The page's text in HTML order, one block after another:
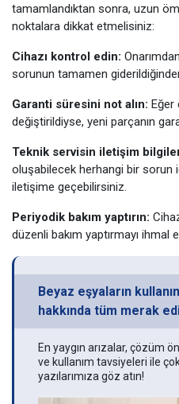
tamamlandıktan sonra, uzun
noktalara dikkat etmelisiniz:
Cihazı kontrol edin:
sorunun tamamen
Garanti süresini not alın: Eğer
değiştirildiyse, yeni parçanın
Teknik servisin iletişim
oluşabilecek herhangi bir sorun
iletişime geçebilirsiniz.
Periyodik bakım yaptırın:
düzenli bakım yaptırmayı ihmal
Beyaz eşyaların
hakkında tüm merak
En yaygın arızalar, çözüm
ve kullanım tavsiyeleri ile
yazılarımıza göz atın!